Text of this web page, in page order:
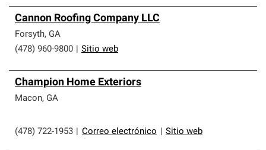
Cannon Roofing Company LLC
Forsyth, GA
(478) 960-9800
Sitio web
Champion Home Exteriors
Macon, GA
(478) 722-1953 Correo electrónico Sitio web